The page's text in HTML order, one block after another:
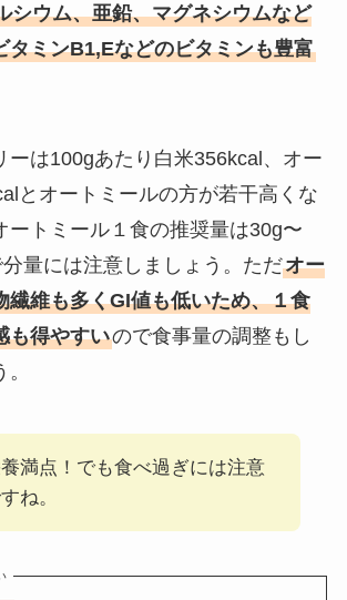
シウム、亜鉛、マグネシウムなど
タミンB1,Eなどのビタミンも豊富
ーは100gあたり白米356kcal、オー
とオートミールの方が若干高くな
ートミール１食の推奨量は30g〜
量には注意しましょう。ただオー
繊維も多くGI値も低いため、１食
も得やすいので食事量の調整もし
満点！でも食べ過ぎには注意
ね。